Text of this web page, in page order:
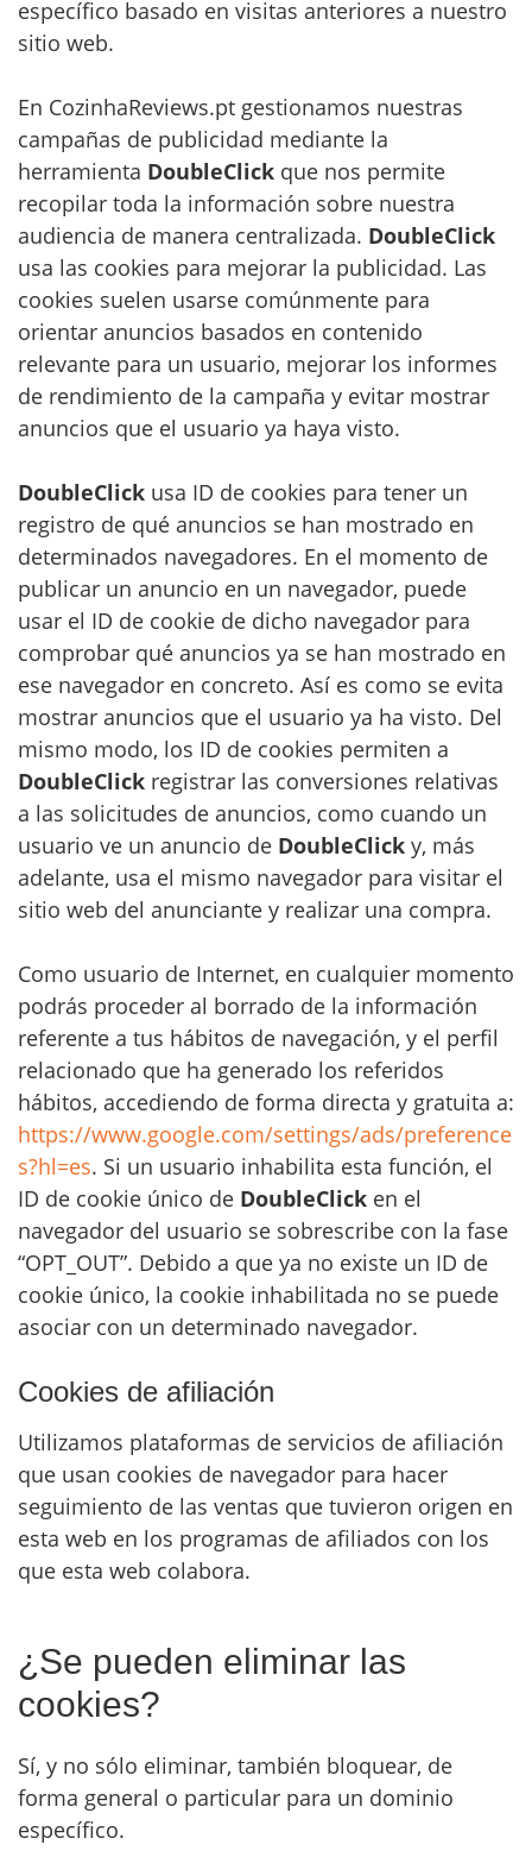
específico basado en visitas anteriores a nuestro
sitio web.
En CozinhaReviews.pt gestionamos nuestras
campañas de publicidad mediante la
herramienta DoubleClick que nos permite
recopilar toda la información sobre nuestra
audiencia de manera centralizada. DoubleClick
usa las cookies para mejorar la publicidad. Las
cookies suelen usarse comúnmente para
orientar anuncios basados en contenido
relevante para un usuario, mejorar los informes
de rendimiento de la campaña y evitar mostrar
anuncios que el usuario ya haya visto.
DoubleClick usa ID de cookies para tener un
registro de qué anuncios se han mostrado en
determinados navegadores. En el momento de
publicar un anuncio en un navegador, puede
usar el ID de cookie de dicho navegador para
comprobar qué anuncios ya se han mostrado en
ese navegador en concreto. Así es como se evita
mostrar anuncios que el usuario ya ha visto. Del
mismo modo, los ID de cookies permiten a
DoubleClick registrar las conversiones relativas
a las solicitudes de anuncios, como cuando un
usuario ve un anuncio de DoubleClick y, más
adelante, usa el mismo navegador para visitar el
sitio web del anunciante y realizar una compra.
Como usuario de Internet, en cualquier momento
podrás proceder al borrado de la información
referente a tus hábitos de navegación, y el perfil
relacionado que ha generado los referidos
hábitos, accediendo de forma directa y gratuita a:
https://www.google.com/settings/ads/preference
s?hl=es. Si un usuario inhabilita esta función, el
ID de cookie único de DoubleClick en el
navegador del usuario se sobrescribe con la fase
“OPT_OUT”. Debido a que ya no existe un ID de
cookie único, la cookie inhabilitada no se puede
asociar con un determinado navegador.
Cookies de afiliación
Utilizamos plataformas de servicios de afiliación
que usan cookies de navegador para hacer
seguimiento de las ventas que tuvieron origen en
esta web en los programas de afiliados con los
que esta web colabora.
¿Se pueden eliminar las
cookies?
Sí, y no sólo eliminar, también bloquear, de
forma general o particular para un dominio
específico.